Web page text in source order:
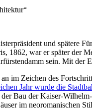
und spätere
1862, war er später der
sein. Mit der
im Zeichen des
Jahr wurde die
Bau der Kaiser-
im neoromanischen